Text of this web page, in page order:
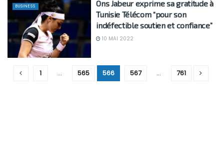
BUSINESS
Ons Jabeur exprime sa gratitude à
Tunisie Télécom “pour son
indéfectible soutien et confiance”
10 MAI 2022
1 … 565 566 567 … 761